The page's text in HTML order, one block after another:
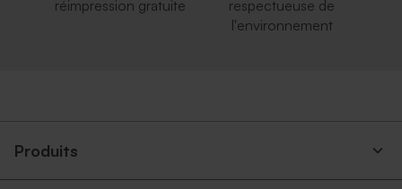
réimpression gratuite
respectueuse de
l'environnement
Produits